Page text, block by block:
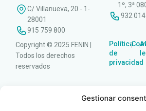
Gestionar
C/ Villanueva, 20 - 1-
28001
915 759 800
1º, 3ª
932
Copyright © 2025 FENIN |
Todos los derechos
reservados
Política
de
privacidad
| |